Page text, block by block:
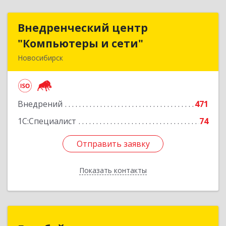
Внедренческий центр
"Компьютеры и сети"
Новосибирск
Внедрений
471
1С:Специалист
74
Отправить заявку
Показать контакты
Внедренческий центр
"Компьютеры и сети"
Подробнее
Отправить заявку
Назад